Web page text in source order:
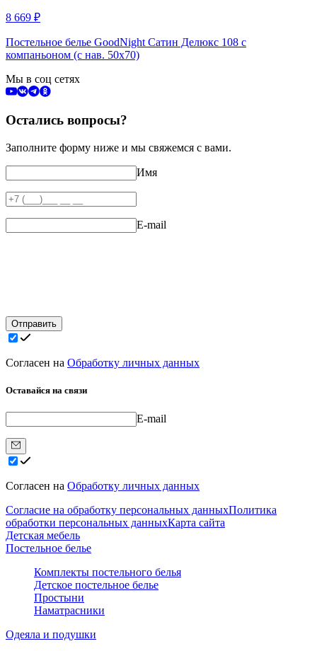
8 669 ₽
Постельное белье GoodNight Сатин Делюкс 108 с
компаньоном (с нав. 50х70)
Мы в соц сетях
Остались вопросы?
Заполните форму ниже и мы свяжемся с вами.
Имя
E-mail
Отправить
Согласен на Обработку личных данных
Оставайся на связи
E-mail
Согласен на Обработку личных данных
Согласие на обработку персональных данныхПолитика
обработки персональных данныхКарта сайта
Детская мебель
Постельное белье
Комплекты постельного белья
Детское постельное белье
Простыни
Наматрасники
Одеяла и подушки